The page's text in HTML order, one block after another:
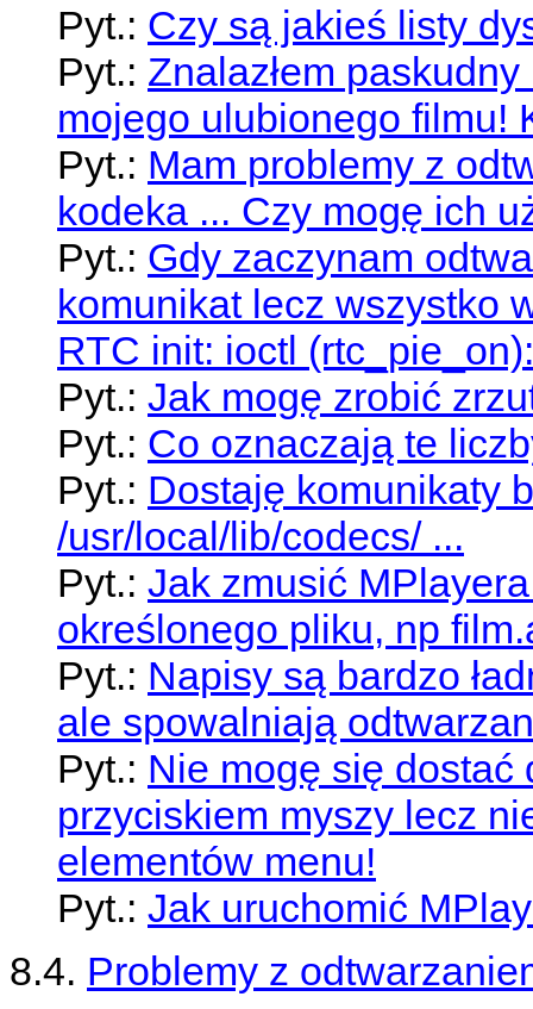
Pyt.: Czy są jakieś listy
Pyt.: Znalazłem
mojego ulubionego filmu!
Pyt.: Mam problemy z
kodeka ... Czy mogę ich
Pyt.: Gdy zaczynam
komunikat lecz wszystko
RTC init: ioctl
Pyt.: Jak mogę zrobić
Pyt.: Co oznaczają te
Pyt.: Dostaję komunikaty
/usr/local/lib/codecs/ ...
Pyt.: Jak zmusić
określonego pliku, np
Pyt.: Napisy są bardzo
ale spowalniają
Pyt.: Nie mogę się dostać
przyciskiem myszy lecz
elementów menu!
Pyt.: Jak uruchomić
8.4. Problemy z